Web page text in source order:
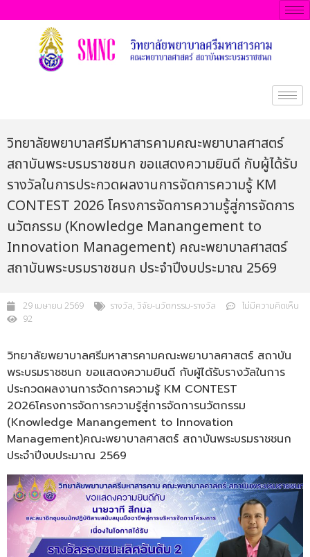
วิทยาลัยพยาบาลศรีมหาสารคามคณะพยาบาลศาสตร์
สถาบันพระบรมราชชนก ขอแสดงความยินดี กับผู้ได้รับ
รางวัลในการประกวดผลงานการจัดการความรู้ KM
CONTEST 2026 โครงการจัดการความรู้สู่การจัดการ
นวัตกรรม (Knowledge Manangement to
Innovation Management) คณะพยาบาลศาสตร์
สถาบันพระบรมราชชนก ประจำปีงบประมาณ 2569
29 เมษายน 2569 รางวัล, วิจัย-นวัตกรรม-รางวัล
ไม่มีความคิดเห็น
92
วิทยาลัยพยาบาลศรีมหาสารคามคณะพยาบาลศาสตร์ สถาบัน
พระบรมราชชนก ขอแสดงความยินดี กับผู้ได้รับรางวัลในการ
ประกวดผลงานการจัดการความรู้ KM CONTEST
2026โครงการจัดการความรู้สู่การจัดการนวัตกรรม
(Knowledge Manangement to Innovation
Management)คณะพยาบาลศาสตร์ สถาบันพระบรมราชชนก
ประจำปีงบประมาณ 2569